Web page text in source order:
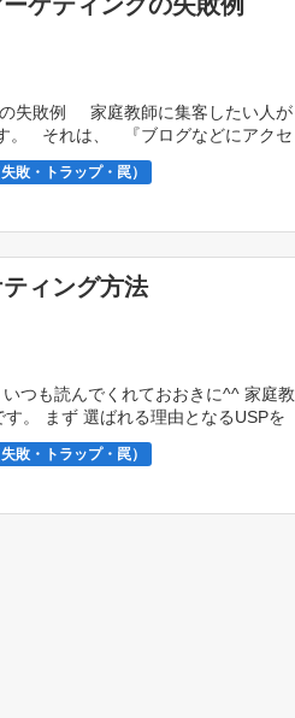
の失敗例 家庭教師に集客したい人が
。 それは、 『ブログなどにアクセ
敗・トラップ・罠）
ィング方法
つも読んでくれておおきに^^ 家庭教
。 まず 選ばれる理由となるUSPを
敗・トラップ・罠）